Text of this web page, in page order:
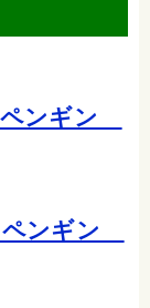
ンギン
ペンギン